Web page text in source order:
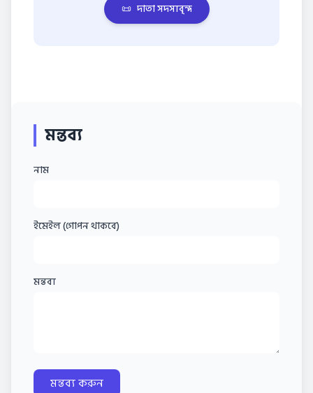
📜 দাতা সদস্যবৃন্দ
মন্তব্য
নাম
ইমেইল (গোপন থাকবে)
মন্তব্য
মন্তব্য করুন